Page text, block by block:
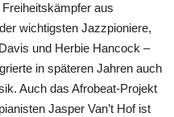
aus
wichtigsten Jazzpioniere,
und Herbie Hancock –
in späteren Jahren auch
Auch das Afrobeat-Projekt
Jasper Van’t Hof ist